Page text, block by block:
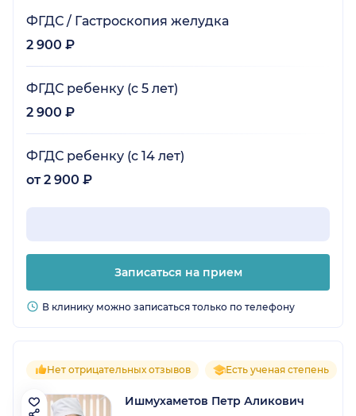
ФГДС / Гастроскопия желудка
2 900 ₽
ФГДС ребенку (с 5 лет)
2 900 ₽
ФГДС ребенку (с 14 лет)
от 2 900 ₽
Записаться на прием
В клинику можно записаться только по телефону
Нет отрицательных отзывов Есть ученая степень
Ишмухаметов Петр Аликович